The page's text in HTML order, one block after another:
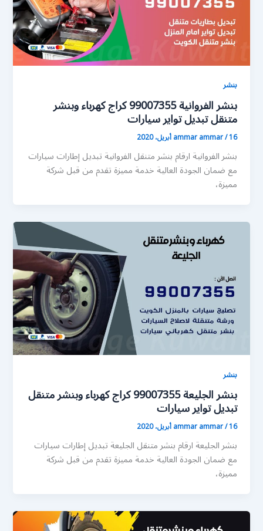
بنشر
بنشر الفروانية 99007355 كراج كهرباء وبنشر
متنقل تبديل تواير سيارات
ammar ammar/16 أبريل، 2020
بنشر الفروانية ارقام بنشر متنقل الفروانية تبديل إطارات سيارات
مع ضمان الجودة العالية خدمة مميزة تقدم من قبل شركة
مميزة،
بنشر
بنشر الجليعة 99007355 كراج كهرباء وبنشر متنقل
تبديل تواير سيارات
ammar ammar/16 أبريل، 2020
بنشر الجليعة ارقام بنشر متنقل الجليعة تبديل إطارات سيارات
مع ضمان الجودة العالية خدمة مميزة تقدم من قبل شركة
مميزة،